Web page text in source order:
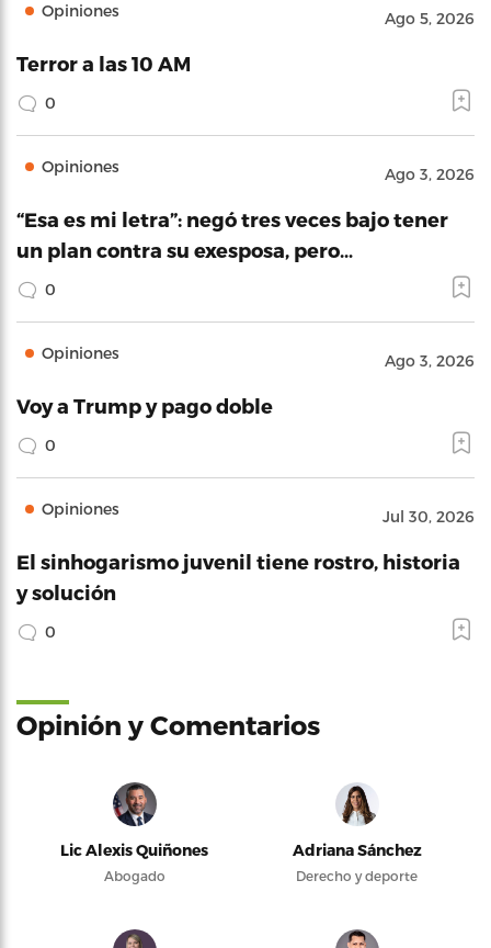
Opiniones Ago 5, 2026
Terror a las 10 AM
0
Opiniones Ago 3, 2026
“Esa es mi letra”: negó tres veces bajo tener
un plan contra su exesposa, pero…
0
Opiniones Ago 3, 2026
Voy a Trump y pago doble
0
Opiniones Jul 30, 2026
El sinhogarismo juvenil tiene rostro, historia
y solución
0
Opinión y Comentarios
Lic Alexis Quiñones
Abogado
Adriana Sánchez
Derecho y deporte